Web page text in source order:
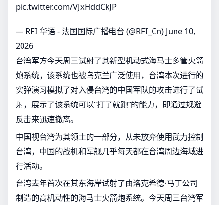
pic.twitter.com/VJxHddCkJP
— RFI 华语 - 法国国际广播电台 (@RFI_Cn) June 10,
2026
台湾军方今天周三试射了其新型机动式海马士多管火箭
炮系统，该系统也被乌克兰广泛使用，台湾本次进行的
实弹演习模拟了对入侵台湾的中国军队的攻击进行了试
射，展示了该系统可以“打了就跑”的能力，即通过规避
反击来迅速撤离。
中国视台湾为其领土的一部分，从未放弃使用武力控制
台湾，中国的战机和军舰几乎每天都在台湾周边海域进
行活动。
台湾去年首次在其东海岸试射了由洛克希德·马丁公司
制造的高机动性的海马士火箭炮系统。今天周三台湾军